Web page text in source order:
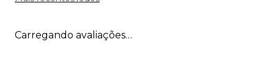
Carregando avaliações…